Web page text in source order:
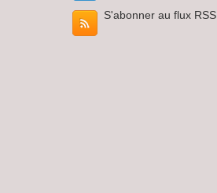
S'abonner au flux RSS